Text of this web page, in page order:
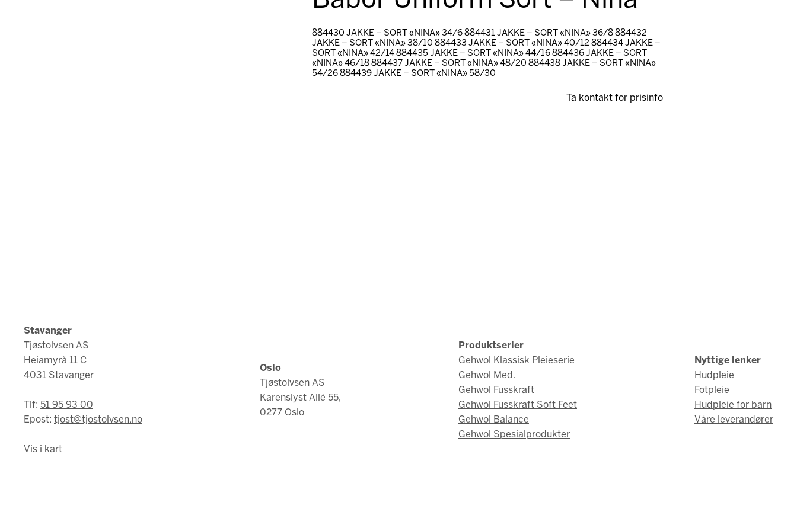
884430 JAKKE – SORT «NINA» 34/6 884431 JAKKE – SORT «NINA» 36/8 884432
JAKKE – SORT «NINA» 38/10 884433 JAKKE – SORT «NINA» 40/12 884434 JAKKE –
SORT «NINA» 42/14 884435 JAKKE – SORT «NINA» 44/16 884436 JAKKE – SORT
«NINA» 46/18 884437 JAKKE – SORT «NINA» 48/20 884438 JAKKE – SORT «NINA»
54/26 884439 JAKKE – SORT «NINA» 58/30
Ta kontakt for prisinfo
Stavanger
Tjøstolvsen AS
Heiamyrå 11 C
4031 Stavanger
Tlf: 51 95 93 00
Epost: tjost@tjostolvsen.no
Vis i kart
Oslo
Tjøstolvsen AS
Karenslyst Allé 55,
0277 Oslo
Produktserier
Gehwol Klassisk Pleieserie
Gehwol Med.
Gehwol Fusskraft
Gehwol Fusskraft Soft Feet
Gehwol Balance
Gehwol Spesialprodukter
Nyttige lenker
Hudpleie
Fotpleie
Hudpleie for barn
Våre leverandører